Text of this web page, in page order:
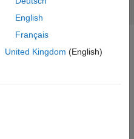
English
Français
United Kingdom (English)